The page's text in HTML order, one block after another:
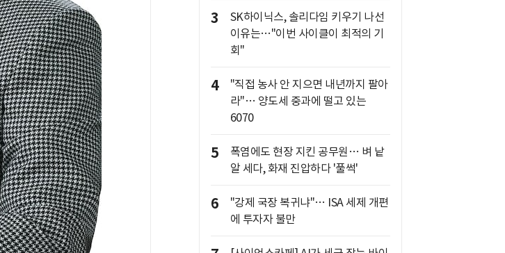
3
SK하이닉스, 솔리다임 키우기 나선
이유는…"이번 사이클이 최적의 기
회"
4
"직접 농사 안 지으면 내년까지 팔아
라"… 양도세 중과에 떨고 있는
6070
5
폭염에도 현장 지킨 공무원… 벼 낱
알 세다, 화재 진압하다 '풀썩'
6
"강제 국장 복귀냐"… ISA 세제 개편
에 투자자 불만